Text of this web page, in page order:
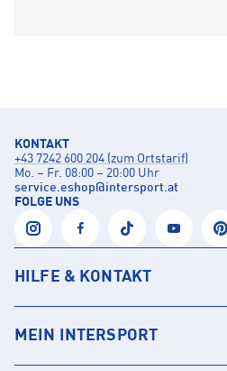
KONTAKT
+43 7242 600 204 (zum Ortstarif)
Mo. – Fr. 08:00 – 20:00 Uhr
service.eshop@intersport.at
FOLGE UNS
HILFE & KONTAKT
MEIN INTERSPORT